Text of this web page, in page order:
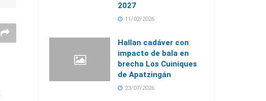
2027
11/02/2026
Hallan cadáver con
impacto de bala en
brecha Los Cuiniques
de Apatzingán
23/07/2026